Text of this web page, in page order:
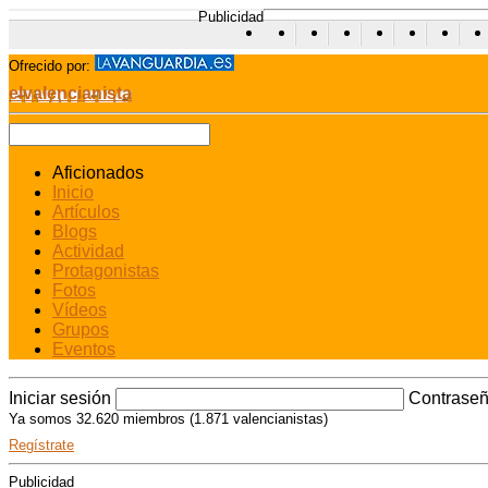
Publicidad
Ofrecido por:
elvalencianista
Aficionados
Inicio
Artículos
Blogs
Actividad
Protagonistas
Fotos
Vídeos
Grupos
Eventos
Iniciar sesión
Ya somos 32.620 miembros (1.871 valencianistas)
Regístrate
Publicidad